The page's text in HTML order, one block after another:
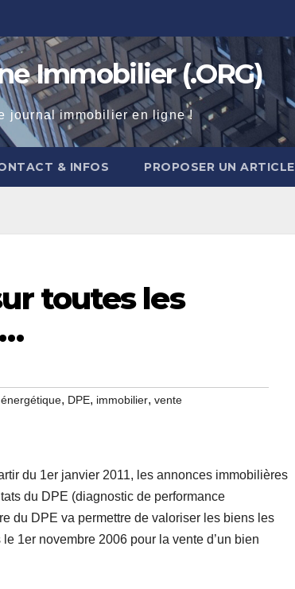
Immobilier (.ORG)
journal immobilier en ligne !
& INFOS PROPOSER UN ARTICLE
toutes les
, DPE, immobilier, vente
du 1er janvier 2011, les annonces immobilières
du DPE (diagnostic de performance
du DPE va permettre de valoriser les biens les
1er novembre 2006 pour la vente d’un bien